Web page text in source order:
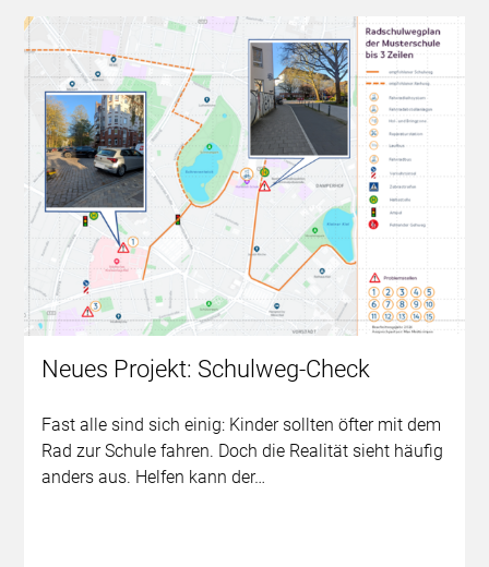
Neues Projekt: Schulweg-Check
Fast alle sind sich einig: Kinder sollten öfter mit dem
Rad zur Schule fahren. Doch die Realität sieht häufig
anders aus. Helfen kann der…